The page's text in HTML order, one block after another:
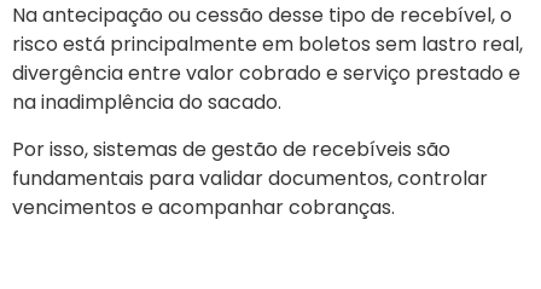
Na antecipação ou cessão desse tipo de recebível, o
risco está principalmente em boletos sem lastro real,
divergência entre valor cobrado e serviço prestado e
na inadimplência do sacado.
Por isso, sistemas de gestão de recebíveis são
fundamentais para validar documentos, controlar
vencimentos e acompanhar cobranças.